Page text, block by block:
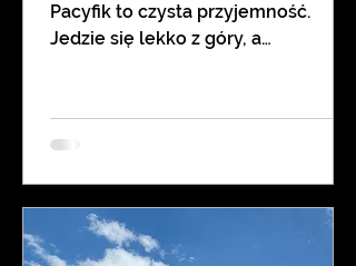
Pacyfik to czysta przyjemność.
Jedzie się lekko z góry, a
sił. Na starcie w Los Andes
spotykam lokalnego rowerzystę,
kiepskie, tylko żeby wjechać na
autostradę. Podobno wszyscy